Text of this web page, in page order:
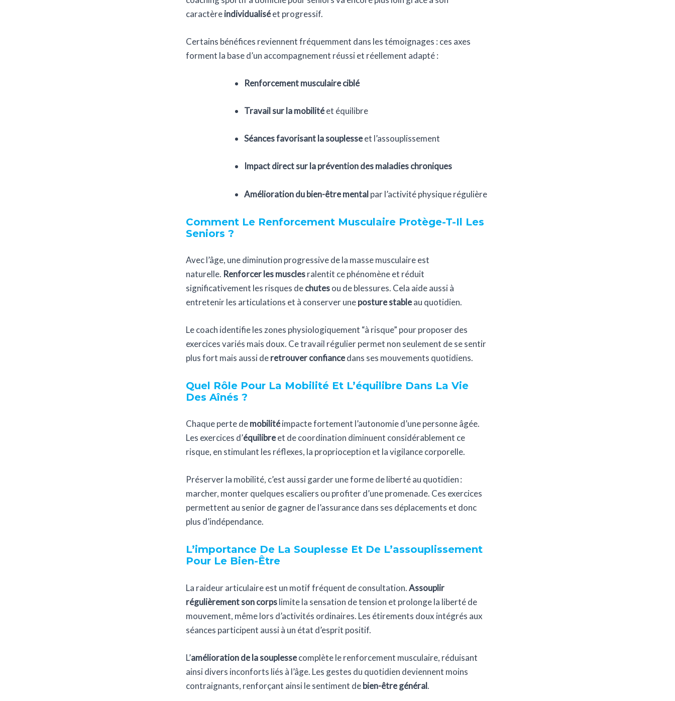
caractèreindividualiséet progressif.
Certains bénéfices reviennent fréquemment dans les témoignages : ces axes
forment la base d’un accompagnement réussi et réellement adapté :
Renforcement musculaire ciblé
Travail sur la mobilitéet équilibre
Séances favorisant la souplesseet l’assouplissement
Impact direct sur la prévention des maladies chroniques
Amélioration du bien-être mentalpar l’activité physique régulière
Comment Le Renforcement Musculaire Protège-T-Il Les
Seniors ?
Avec l’âge, une diminution progressive de la masse musculaire est
naturelle. Renforcer les musclesralentit ce phénomène et réduit
significativement les risques dechutesou de blessures. Cela aide aussi à
entretenir les articulations et à conserver uneposture stableau quotidien.
Le coach identifie les zones physiologiquement “à risque” pour proposer des
exercices variés mais doux. Ce travail régulier permet non seulement de se sentir
plus fort mais aussi deretrouver confiancedans ses mouvements quotidiens.
Quel Rôle Pour La Mobilité Et L’équilibre Dans La Vie
Des Aînés ?
Chaque perte demobilitéimpacte fortement l’autonomie d’une personne âgée.
Les exercices d’équilibreet de coordination diminuent considérablement ce
risque, en stimulant les réflexes, la proprioception et la vigilance corporelle.
Préserver la mobilité, c’est aussi garder une forme de liberté au quotidien :
marcher, monter quelques escaliers ou profiter d’une promenade. Ces exercices
permettent au senior de gagner de l’assurance dans ses déplacements et donc
plus d’indépendance.
L’importance De La Souplesse Et De L’assouplissement
Pour Le Bien-Être
La raideur articulaire est un motif fréquent de consultation.Assouplir
régulièrement son corpslimite la sensation de tension et prolonge la liberté de
mouvement, même lors d’activités ordinaires. Les étirements doux intégrés aux
séances participent aussi à un état d’esprit positif.
L’amélioration de la souplessecomplète le renforcement musculaire, réduisant
ainsi divers inconforts liés à l’âge. Les gestes du quotidien deviennent moins
contraignants, renforçant ainsi le sentiment debien-être général.